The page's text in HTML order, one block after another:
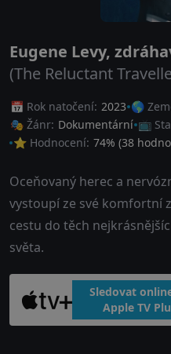
Eugene Levy,
(The Reluctant
📅 Rok natočení: 2023 🌎
🎭 Žánr: Dokumentární 📺
⭐ Hodnocení: 74% (38
Oceňovaný herec a
vystoupí ze své komfortní
cestu do těch
světa.
Sledovat
Apple TV